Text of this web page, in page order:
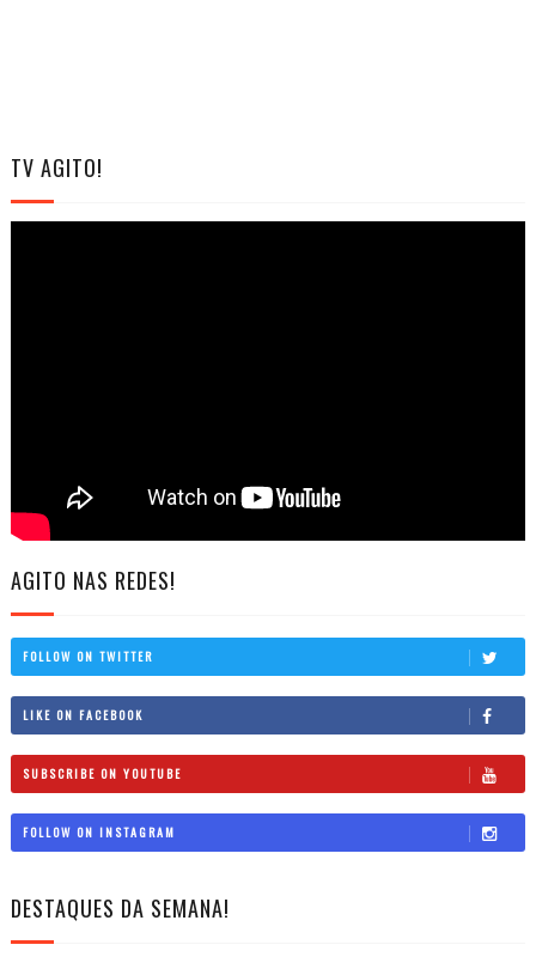
TV AGITO!
AGITO NAS REDES!
FOLLOW ON TWITTER
LIKE ON FACEBOOK
SUBSCRIBE ON YOUTUBE
FOLLOW ON INSTAGRAM
DESTAQUES DA SEMANA!